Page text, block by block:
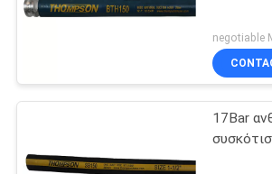
negotiable
17Bar